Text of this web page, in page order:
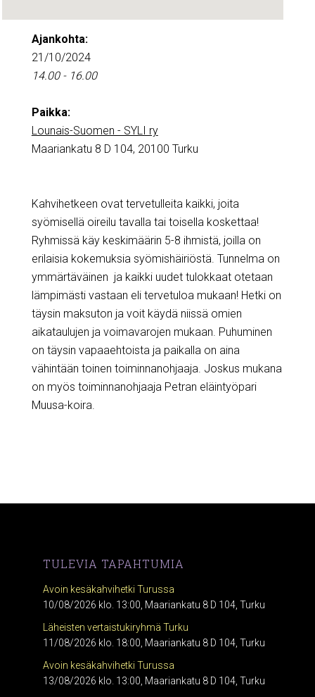
Ajankohta:
21/10/2024
14.00 - 16.00
Paikka:
Lounais-Suomen - SYLI ry
Maariankatu 8 D 104, 20100 Turku
Kahvihetkeen ovat tervetulleita kaikki, joita
syömisellä oireilu tavalla tai toisella koskettaa!
Ryhmissä käy keskimäärin 5-8 ihmistä, joilla on
erilaisia kokemuksia syömishäiriöstä. Tunnelma on
ymmärtäväinen ja kaikki uudet tulokkaat otetaan
lämpimästi vastaan eli tervetuloa mukaan! Hetki on
täysin maksuton ja voit käydä niissä omien
aikataulujen ja voimavarojen mukaan. Puhuminen
on täysin vapaaehtoista ja paikalla on aina
vähintään toinen toiminnanohjaaja. Joskus mukana
on myös toiminnanohjaaja Petran eläintyöpari
Muusa-koira.
TULEVIA TAPAHTUMIA
Avoin kesäkahvihetki Turussa
10/08/2026 klo. 13:00, Maariankatu 8 D 104, Turku
Läheisten vertaistukiryhmä Turku
11/08/2026 klo. 18:00, Maariankatu 8 D 104, Turku
Avoin kesäkahvihetki Turussa
13/08/2026 klo. 13:00, Maariankatu 8 D 104, Turku